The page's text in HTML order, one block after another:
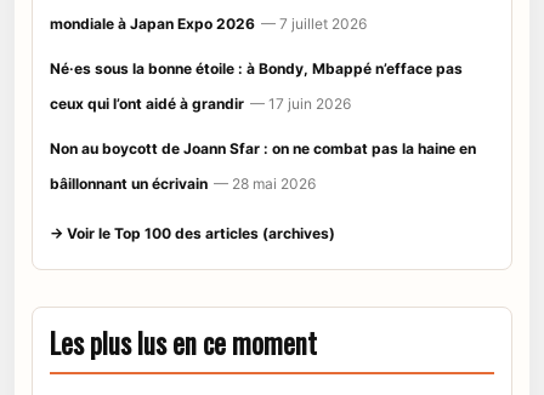
mondiale à Japan Expo 2026 — 7 juillet 2026
Né·es sous la bonne étoile : à Bondy, Mbappé n’efface pas
ceux qui l’ont aidé à grandir — 17 juin 2026
Non au boycott de Joann Sfar : on ne combat pas la haine en
bâillonnant un écrivain — 28 mai 2026
→ Voir le Top 100 des articles (archives)
Les plus lus en ce moment